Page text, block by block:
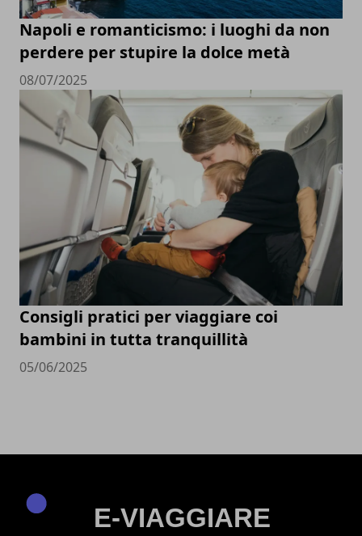
Napoli e romanticismo: i luoghi da non
perdere per stupire la dolce metà
08/07/2025
Consigli pratici per viaggiare coi
bambini in tutta tranquillità
05/06/2025